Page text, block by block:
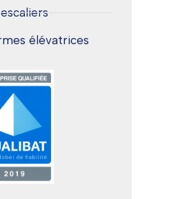
élévatrices